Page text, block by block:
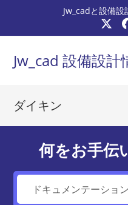
テ
ッ
Jw_cadと設備
Jw_cad 設備設計
ダイキン
何をお手伝